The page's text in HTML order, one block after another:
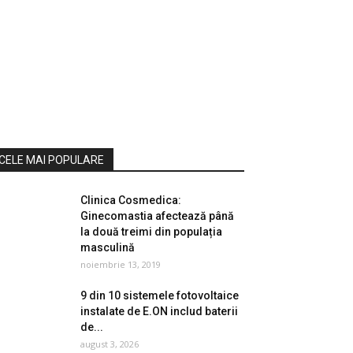
MAI POPULARE
Clinica Cosmedica:
Ginecomastia afectează până
la două treimi din populația
masculină
noiembrie 13, 2019
9 din 10 sistemele fotovoltaice
instalate de E.ON includ baterii
de...
august 3, 2026